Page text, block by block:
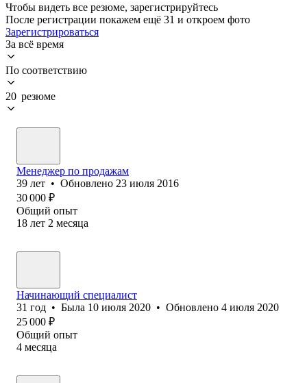
Чтобы видеть все резюме, зарегистрируйтесь
После регистрации покажем ещё 31 и откроем фото
Зарегистрироваться
За всё время
По соответствию
20 резюме
Менеджер по продажам
39 лет • Обновлено 23 июля 2016
30 000 ₽
Общий опыт
18 лет 2 месяца
Начинающий специалист
31 год • Была 10 июля 2020 • Обновлено 4 июля 2020
25 000 ₽
Общий опыт
4 месяца